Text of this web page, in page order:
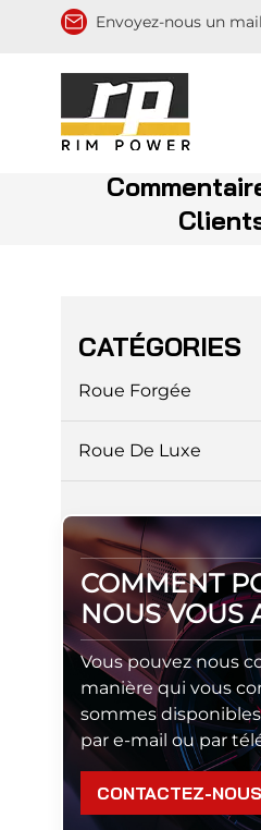
Envoyez-nous un
CATÉGORIES
Roue Forgée
Roue De Luxe
COMMENT
NOUS VOUS
Vous pouvez nous
manière qui vous
sommes
par e-mail ou par
CONTACTEZ-NOUS